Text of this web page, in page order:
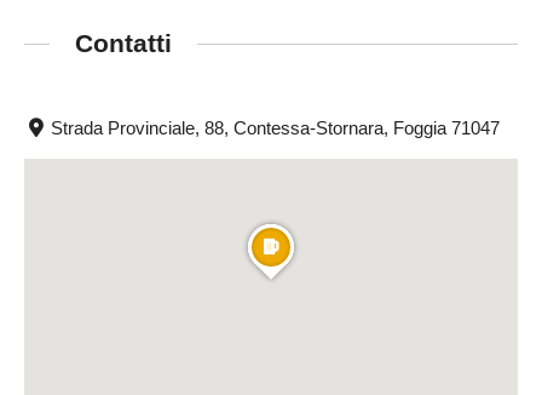
Contatti
Strada Provinciale, 88, Contessa-Stornara, Foggia 71047